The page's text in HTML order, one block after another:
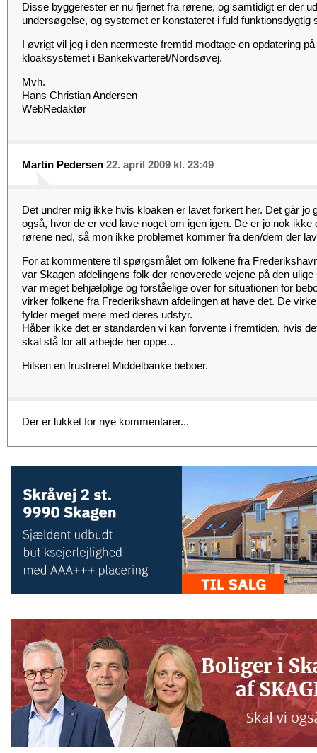
Disse byggerester er nu fjernet fra rørene, og samtidigt er der
undersøgelse, og systemet er konstateret i fuld funktionsdygtig
I øvrigt vil jeg i den nærmeste fremtid modtage en opdatering
kloaksystemet i Bankekvarteret/Nordsøvej.
Mvh.
Hans Christian Andersen
WebRedaktør
Martin Pedersen 22. april 2009 kl. 23:49
Det undrer mig ikke hvis kloaken er lavet forkert her. Det går jo
også, hvor de er ved lave noget om igen igen. De er jo nok
rørene ned, så mon ikke problemet kommer fra den/dem der
For at kommentere til spørgsmålet om folkene fra
var Skagen afdelingens folk der renoverede vejene på den
var meget behjælplige og forståelige over for situationen for
virker folkene fra Frederikshavn afdelingen at have det. De
fylder meget mere med deres udstyr.
Håber ikke det er standarden vi kan forvente i fremtiden, hvis
skal stå for alt arbejde her oppe…
Hilsen en frustreret Middelbanke beboer.
Der er lukket for nye kommentarer...